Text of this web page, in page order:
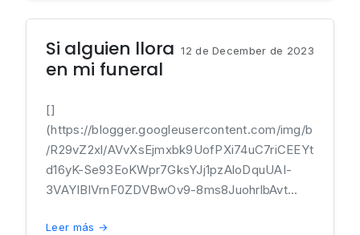
Si alguien llora
en mi funeral
12 de December de 2023
[]
(https://blogger.googleusercontent.com/img/b
/R29vZ2xl/AVvXsEjmxbk9UofPXi74uC7riCEEYt
d16yK-Se93EoKWpr7GksYJj1pzAloDquUAI-
3VAYIBlVrnF0ZDVBwOv9-8ms8JuohrlbAvt...
Leer más →